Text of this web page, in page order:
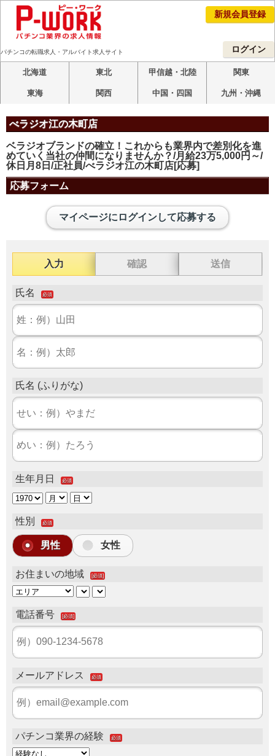
新規会員登録
ログイン
パチンコの転職求人・アルバイト求人サイト
北海道 東北 甲信越・北陸 関東
東海 関西 中国・四国 九州・沖縄
べラジオ江の木町店
ベラジオブランドの確立！これからも業界内で差別化を進
めていく当社の仲間になりませんか？/月給23万5,000円～/
休日月8日/正社員/べラジオ江の木町店[応募]
応募フォーム
マイページにログインして応募する
入力 確認 送信
氏名 必須
氏名 (ふりがな)
生年月日 必須
性別 必須
男性 女性
お住まいの地域 [必須]
電話番号 [必須]
メールアドレス 必須
パチンコ業界の経験 必須